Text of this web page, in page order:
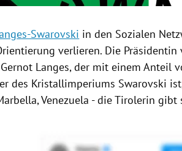
Swarovski in den Sozialen
verlieren. Die
Gernot Langes, der mit einem Anteil
des Kristallimperiums Swarovski
,Venezuela - die Tirolerin gibt